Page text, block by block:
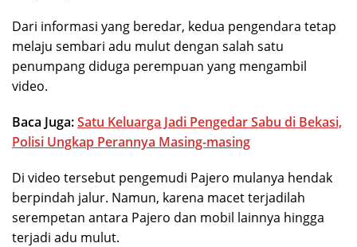
Dari informasi yang beredar, kedua pengendara tetap
melaju sembari adu mulut dengan salah satu
penumpang diduga perempuan yang mengambil
video.
Baca Juga:Satu Keluarga Jadi Pengedar Sabu di Bekasi,
Polisi Ungkap Perannya Masing-masing
Di video tersebut pengemudi Pajero mulanya hendak
berpindah jalur. Namun, karena macet terjadilah
serempetan antara Pajero dan mobil lainnya hingga
terjadi adu mulut.